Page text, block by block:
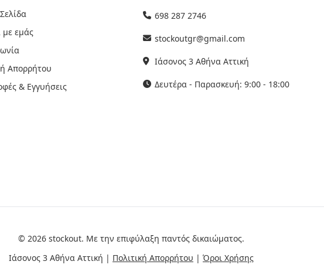
με εμάς
Απορρήτου
& Εγγυήσεις
698 287 2746
stockoutgr@gmail.com
Ιάσονος 3 Αθήνα Αττική
Δευτέρα - Παρασκευή: 9:00 - 18:00
© 2026 stockout. Με την επιφύλαξη παντός δικαιώματος.
Ιάσονος 3 Αθήνα Αττική | Πολιτική Απορρήτου | Όροι Χρήσης